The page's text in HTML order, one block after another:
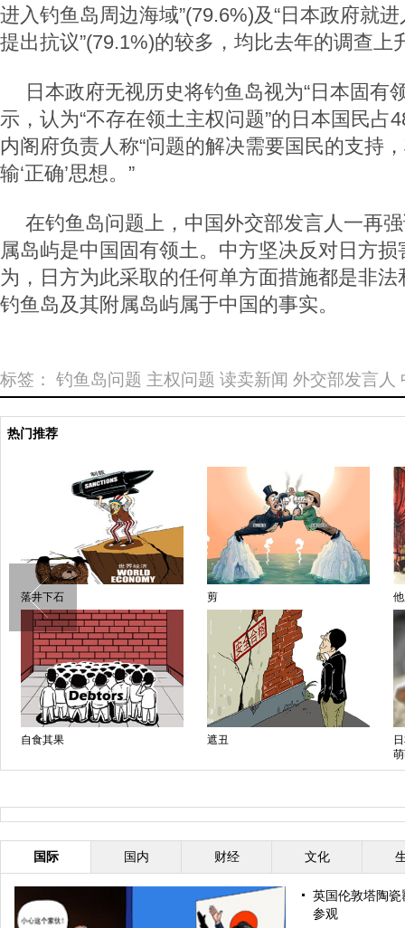
进入钓鱼岛周边海域”(79.6%)及“日本政府就
提出抗议”(79.1%)的较多，均比去年的调查上
日本政府无视历史将钓鱼岛视为“日本固有
示，认为“不存在领土主权问题”的日本国民占
内阁府负责人称“问题的解决需要国民的支持
输‘正确’思想。”
在钓鱼岛问题上，中国外交部发言人一再
属岛屿是中国固有领土。中方坚决反对日方
为，日方为此采取的任何单方面措施都是非
钓鱼岛及其附属岛屿属于中国的事实。
标签： 钓鱼岛问题 主权问题 读卖新闻 外交部发言人
热门推荐
落井下石 剪
自食其果 遮丑
国际 国内 财经 文化
英国伦敦塔陶
参观